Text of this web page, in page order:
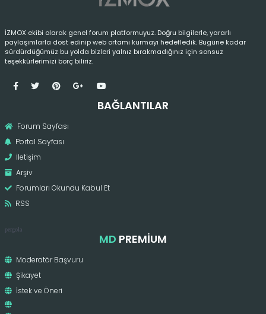
İZMOX ekibi olarak genel forum platformuyuz. Doğru bilgilerle, yararlı
paylaşımlarla dost edinip web ortamı kurmayı hedefledik. Bugüne kadar
sürdürdüğümüz bu yolda bizleri yalnız bırakmadığınız için sonsuz
teşekkürlerimizi borç biliriz.
BAĞLANTILAR
Forum Sayfası
Portal Sayfası
İletişim
Arşiv
Forumları Okundu Kabul Et
RSS
pergola
MD PREMIUM
Moderatör Başvuru
Şikayet
İstek ve Öneri